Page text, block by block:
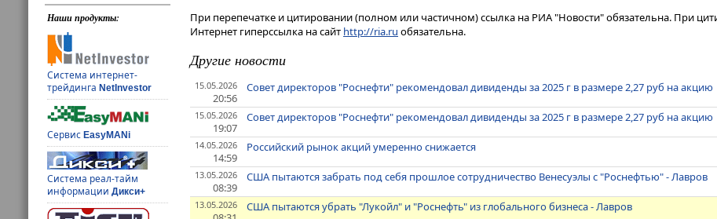
Наши продукты:
Система интернет-
трейдингаNetInvestor
СервисEasyMANi
Система реал-тайм
информацииДикси+
При перепечатке и цитировании (полном или частичном) ссылка на РИА "Новости" обязательна. При
Интернет гиперссылка на сайт http://ria.ru обязательна.
Другие новости
15.05.2026
20:56
Совет директоров "Роснефти" рекомендовал дивиденды за 2025 г в размере 2,27 руб на акцию
15.05.2026
19:07
Совет директоров "Роснефти" рекомендовал дивиденды за 2025 г в размере 2,27 руб на акцию
14.05.2026
14:59
Российский рынок акций умеренно снижается
13.05.2026
08:39
США пытаются забрать под себя прошлое сотрудничество Венесуэлы с "Роснефтью" - Лавров
13.05.2026 США пытаются убрать "Лукойл" и "Роснефть" из глобального бизнеса - Лавров